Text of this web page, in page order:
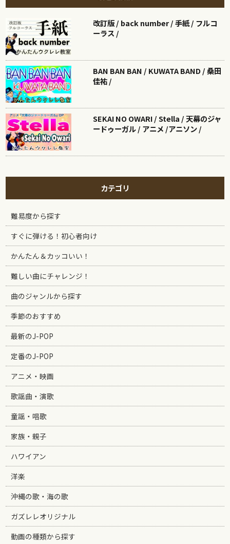
改訂版 / back number / 手紙 / フルコ
ーラス /
BAN BAN BAN / KUWATA BAND / 桑田
佳祐 /
SEKAI NO OWARI / Stella / 天幕のジャ
ードゥーガル / アニメ /アニソン /
カテゴリ
難易度から探す
すぐに弾ける！初心者向け
かんたん＆カッコいい！
難しい曲にチャレンジ！
曲のジャンルから探す
季節のおすすめ
最新のJ-POP
定番のJ-POP
アニメ・映画
歌謡曲・演歌
童謡・唱歌
家族・親子
ハワイアン
洋楽
沖縄の歌・海の歌
ガズレレオリジナル
動画の種類から探す